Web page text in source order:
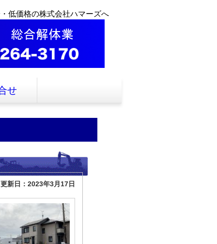
低価格の株式会社ハマーズへ
せ
更新日：2023年3月17日